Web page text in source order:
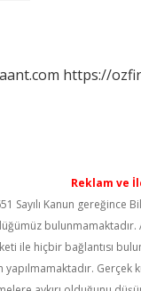
https://
Reklam ve
Sayılı Kanun
ile hiçbir bağlantısı
yapılmamaktadır.